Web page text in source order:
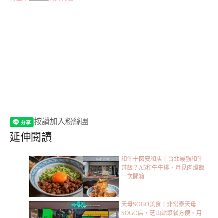
按讚加入粉絲團
延伸閱讀
和牛十図安和店｜台北最強和牛
丼飯？A5和牛牛排、月見肉燥飯
一次開箱
天母SOGO美食｜非常泰天母
SOGO店，芝山站聚餐方便、月